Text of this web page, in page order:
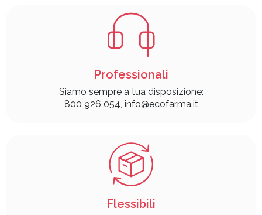
Professionali
Siamo sempre a tua disposizione:
800 926 054, info@ecofarma.it
Flessibili